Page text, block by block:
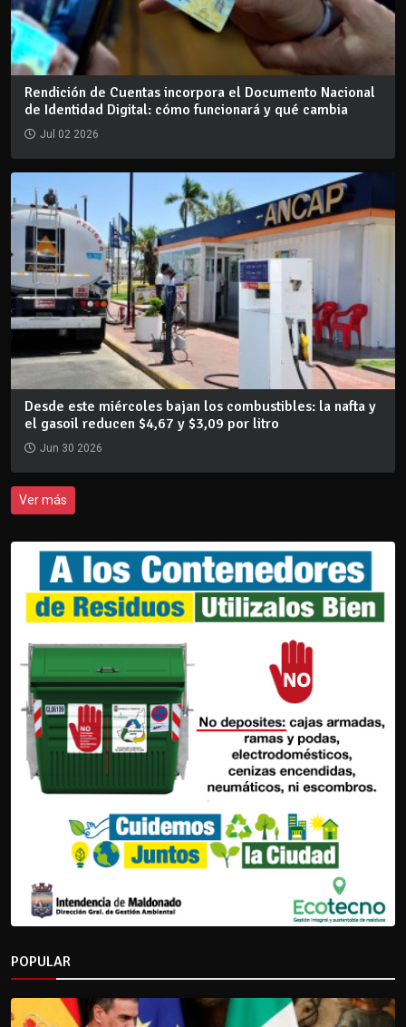
Rendición de Cuentas incorpora el Documento Nacional
de Identidad Digital: cómo funcionará y qué cambia
Jul 02 2026
Desde este miércoles bajan los combustibles: la nafta y
el gasoil reducen $4,67 y $3,09 por litro
Jun 30 2026
Ver más
POPULAR